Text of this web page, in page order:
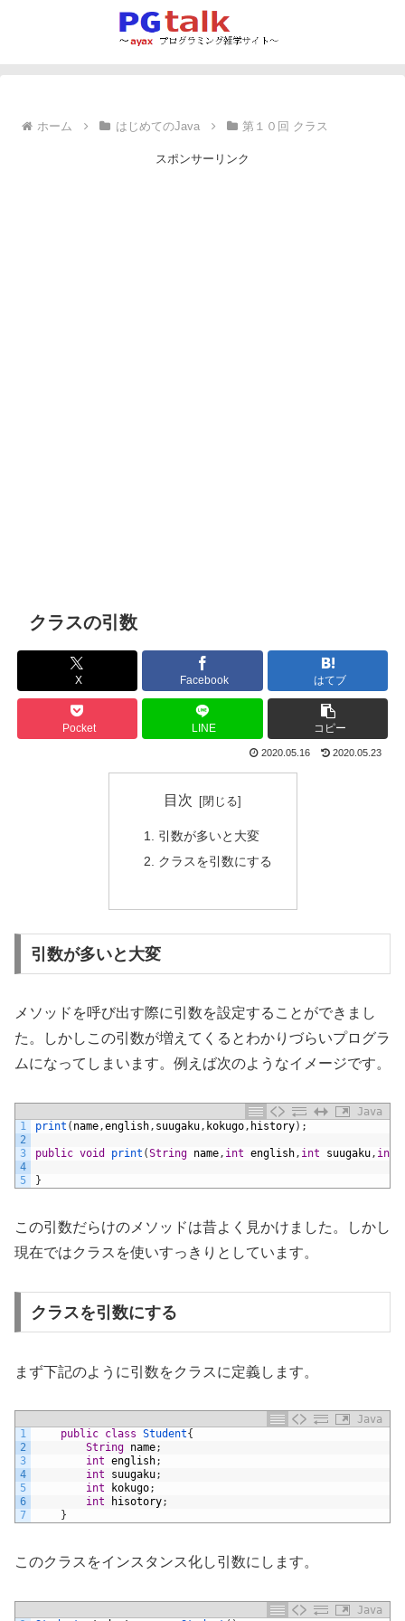
ホーム はじめてのJava 第１０回 クラス
スポンサーリンク
クラスの引数
X Facebook はてブ
Pocket LINE コピー
2020.05.16 2020.05.23
目次
引数が多いと大変
クラスを引数にする
引数が多いと大変
メソッドを呼び出す際に引数を設定することができまし
た。しかしこの引数が増えてくるとわかりづらいプログラ
ムになってしまいます。例えば次のようなイメージです。
Java
1
2
3
4
5
print ( name,english, suugaku, kokugo, history) ;
public void print (String name, int english, int suugaku, int
}
この引数だらけのメソッドは昔よく見かけました。しかし
現在ではクラスを使いすっきりとしています。
クラスを引数にする
まず下記のように引数をクラスに定義します。
Java
1
2
3
4
5
6
7
public class Student{
String name;
int english;
int
suugaku;
int
kokugo;
int
hisotory;
}
このクラスをインスタンス化し引数にします。
Java